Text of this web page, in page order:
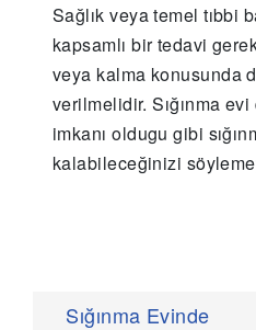
Sığınma Evinde
Sağlık veya temel tıbbi
kapsamlı bir tedavi
veya kalma konusunda
verilmelidir. Sığınma
imkanı oldugu gibi
kalabileceğinizi